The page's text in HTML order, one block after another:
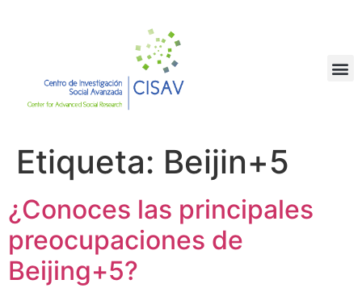
Etiqueta: Beijin+5
¿Conoces las principales
preocupaciones de
Beijing+5?